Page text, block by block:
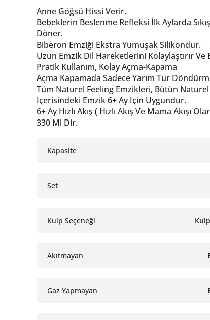
Anne Göğsü Hissi Verir.
Bebeklerin Beslenme Refleksi İlk Aylarda
Döner.
Biberon Emziği Ekstra Yumuşak Silikondur.
Uzun Emzik Dil Hareketlerini Kolaylaştırır Ve
Pratik Kullanım, Kolay Açma-Kapama
Açma Kapamada Sadece Yarım Tur
Tüm Naturel Feeling Emzikleri, Bütün
İçerisindeki Emzik 6+ Ay İçin Uygundur.
6+ Ay Hızlı Akış ( Hızlı Akış Ve Mama Akışı
330 Ml Dir.
Kapasite
Set
Kulp Seçeneği
Akıtmayan
Gaz Yapmayan